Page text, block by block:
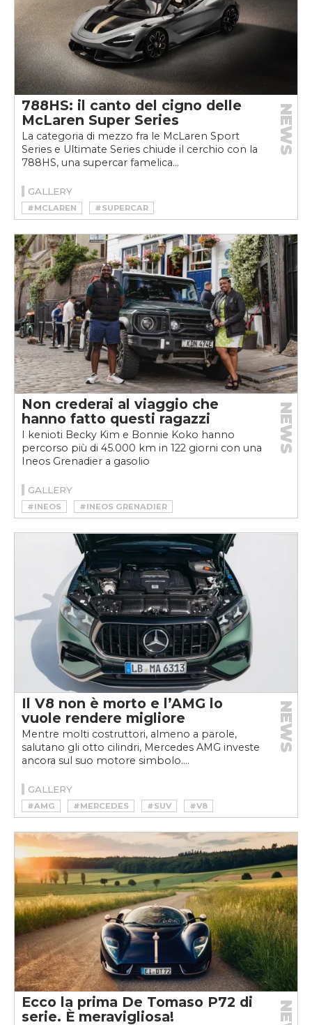
788HS: il canto del cigno delle
McLaren Super Series
La categoria di mezzo fra le McLaren Sport
Series e Ultimate Series chiude il cerchio con la
788HS, una supercar famelica...
NEWS
GALLERY
#MCLAREN #SUPERCAR
Non crederai al viaggio che
hanno fatto questi ragazzi
I kenioti Becky Kim e Bonnie Koko hanno
percorso più di 45.000 km in 122 giorni con una
Ineos Grenadier a gasolio
NEWS
GALLERY
#INEOS #INEOS GRENADIER
Il V8 non è morto e l’AMG lo
vuole rendere migliore
Mentre molti costruttori, almeno a parole,
salutano gli otto cilindri, Mercedes AMG investe
ancora sul suo motore simbolo....
NEWS
GALLERY
#AMG #MERCEDES #SUV #V8
Ecco la prima De Tomaso P72 di
serie. È meravigliosa!